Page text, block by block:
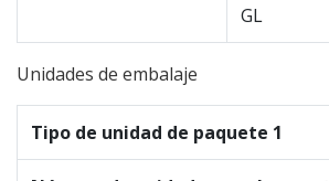
GL
Unidades de embalaje
Tipo de unidad de paquete 1